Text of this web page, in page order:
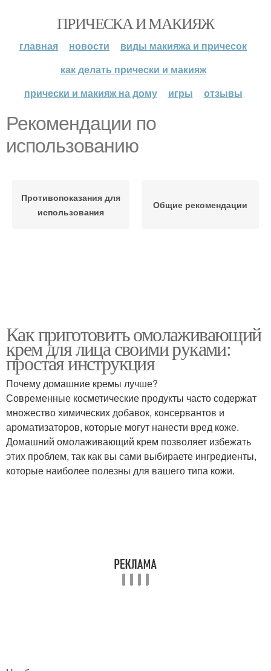
ПРИЧЕСКА И МАКИЯЖ
главная новости
виды макияжа и причесок
как делать прически и макияж
прически и макияж на дому
игры отзывы
Рекомендации по
использованию
Противопоказания для
использования
Общие рекомендации
Как приготовить омолаживающий
крем для лица своими руками:
простая инструкция
Почему домашние кремы лучше?
Современные косметические продукты часто содержат
множество химических добавок, консервантов и
ароматизаторов, которые могут нанести вред коже.
Домашний омолаживающий крем позволяет избежать
этих проблем, так как вы сами выбираете ингредиенты,
которые наиболее полезны для вашего типа кожи.